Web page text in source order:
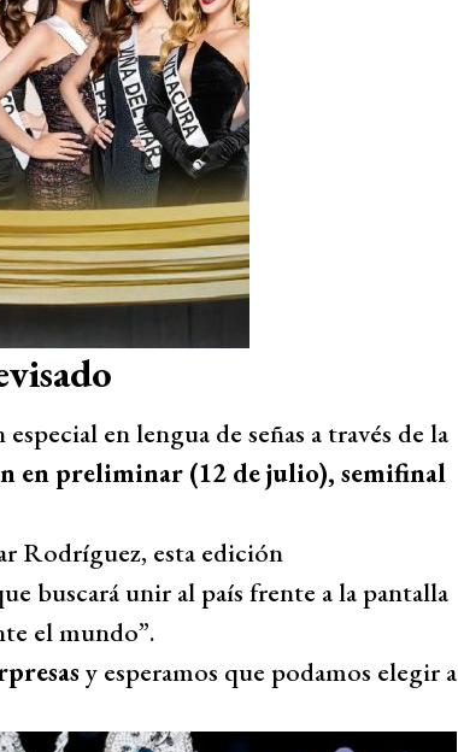
en lengua de señas a través de la
en preliminar (12 de julio), semifinal
Rodríguez, esta edición
buscará unir al país frente a la pantalla
el mundo”.
y esperamos que podamos elegir a